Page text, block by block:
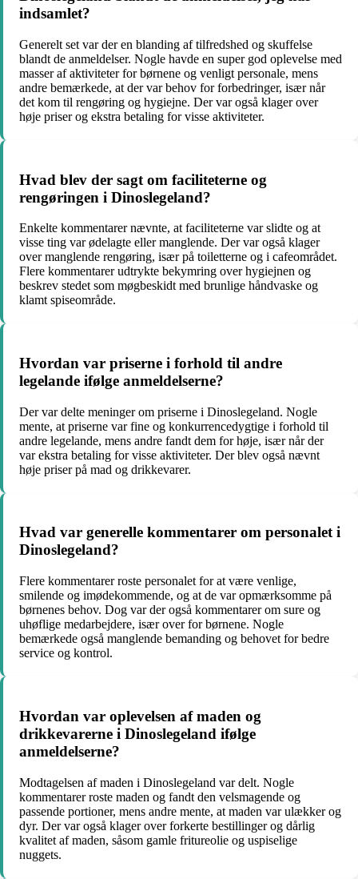
indsamlet?
Generelt set var der en blanding af tilfredshed og skuffelse
blandt de anmeldelser. Nogle havde en super god oplevelse med
masser af aktiviteter for børnene og venligt personale, mens
andre bemærkede, at der var behov for forbedringer, især når
det kom til rengøring og hygiejne. Der var også klager over
høje priser og ekstra betaling for visse aktiviteter.
Hvad blev der sagt om faciliteterne og
rengøringen i Dinoslegeland?
Enkelte kommentarer nævnte, at faciliteterne var slidte og at
visse ting var ødelagte eller manglende. Der var også klager
over manglende rengøring, især på toiletterne og i cafeområdet.
Flere kommentarer udtrykte bekymring over hygiejnen og
beskrev stedet som møgbeskidt med brunlige håndvaske og
klamt spiseområde.
Hvordan var priserne i forhold til andre
legelande ifølge anmeldelserne?
Der var delte meninger om priserne i Dinoslegeland. Nogle
mente, at priserne var fine og konkurrencedygtige i forhold til
andre legelande, mens andre fandt dem for høje, især når der
var ekstra betaling for visse aktiviteter. Der blev også nævnt
høje priser på mad og drikkevarer.
Hvad var generelle kommentarer om personalet i
Dinoslegeland?
Flere kommentarer roste personalet for at være venlige,
smilende og imødekommende, og at de var opmærksomme på
børnenes behov. Dog var der også kommentarer om sure og
uhøflige medarbejdere, især over for børnene. Nogle
bemærkede også manglende bemanding og behovet for bedre
service og kontrol.
Hvordan var oplevelsen af maden og
drikkevarerne i Dinoslegeland ifølge
anmeldelserne?
Modtagelsen af maden i Dinoslegeland var delt. Nogle
kommentarer roste maden og fandt den velsmagende og
passende portioner, mens andre mente, at maden var ulækker og
dyr. Der var også klager over forkerte bestillinger og dårlig
kvalitet af maden, såsom gamle fritureolie og uspiselige
nuggets.